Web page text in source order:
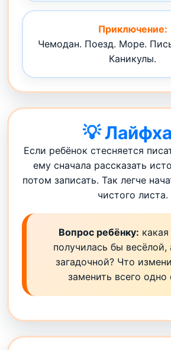
Приключение:
Чемодан. Поезд. Море.
Каникулы.
💡
Если ребёнок стесняется
ему сначала рассказать
потом записать. Так легче
чистого листа.
Вопрос ребёнку:
получилась бы
загадочной? Что
заменить всего одно